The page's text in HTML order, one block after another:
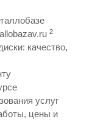
2
качество,
услуг
цены и